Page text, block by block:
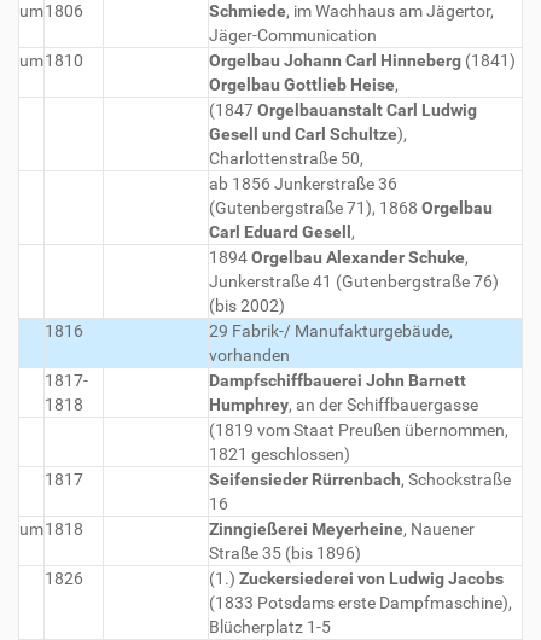
um1806 Schmiede, im Wachhaus am Jägertor,
Jäger-Communication
um1810 Orgelbau Johann Carl Hinneberg (1841)
Orgelbau Gottlieb Heise,
(1847Orgelbauanstalt Carl Ludwig
Gesell und Carl Schultze),
Charlottenstraße 50,
ab 1856 Junkerstraße 36
(Gutenbergstraße 71), 1868 Orgelbau
Carl Eduard Gesell ,
1894Orgelbau Alexander Schuke,
Junkerstraße 41 (Gutenbergstraße 76)
(bis 2002)
1816
29 Fabrik-/ Manufakturgebäude,
vorhanden
1817-
1818
Dampfschiffbauerei John Barnett
Humphrey, an der Schiffbauergasse
(1819 vom Staat Preußen übernommen,
1821 geschlossen)
1817
Seifensieder Rürrenbach, Schockstraße
16
um1818 Zinngießerei Meyerheine, Nauener
Straße 35 (bis 1896)
1826
(1.) Zuckersiederei von Ludwig Jacobs
(1833 Potsdams erste Dampfmaschine),
Blücherplatz 1-5